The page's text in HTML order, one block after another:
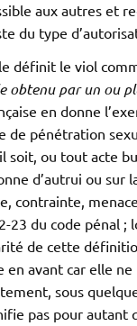
aux autres et
du type
définit le viol
obtenu par un ou
en donne
de pénétration
soit, ou tout acte
d’autrui ou sur
contrainte,
23 du code pénal ;
de cette
avant car elle ne
sous
pas pour autant